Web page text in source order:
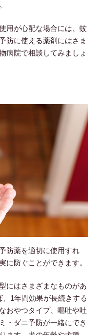
用が心配な場合には、蚊
防に使える薬剤にはさま
病院で相談してみましょ
防薬を適切に使用すれ
に防ぐことができます。
にはさまざまなものがあ
1年間効果が長続きする
おやつタイプ、嘔吐や吐
・ダニ予防が一緒にでき